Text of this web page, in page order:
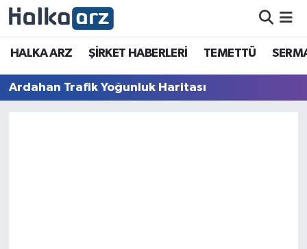
HALKA ARZ ŞİRKET HABERLERİ TEMETTÜ
Ardahan Trafik Yoğunluk Haritası
HALKA ARZ
SERMAYE ARTIRIMI